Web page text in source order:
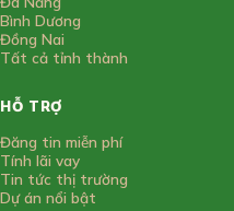
Bình Dương
Đồng Nai
Tất cả tỉnh thành
HỖ TRỢ
Đăng tin miễn phí
Tính lãi vay
Tin tức thị trường
Dự án nổi bật